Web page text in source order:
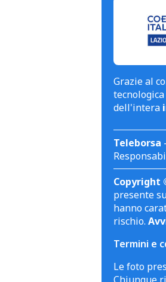
Grazie al
dell'intera
Teleborsa
Copyright
presente
hanno
rischio.
Termini e
Le foto